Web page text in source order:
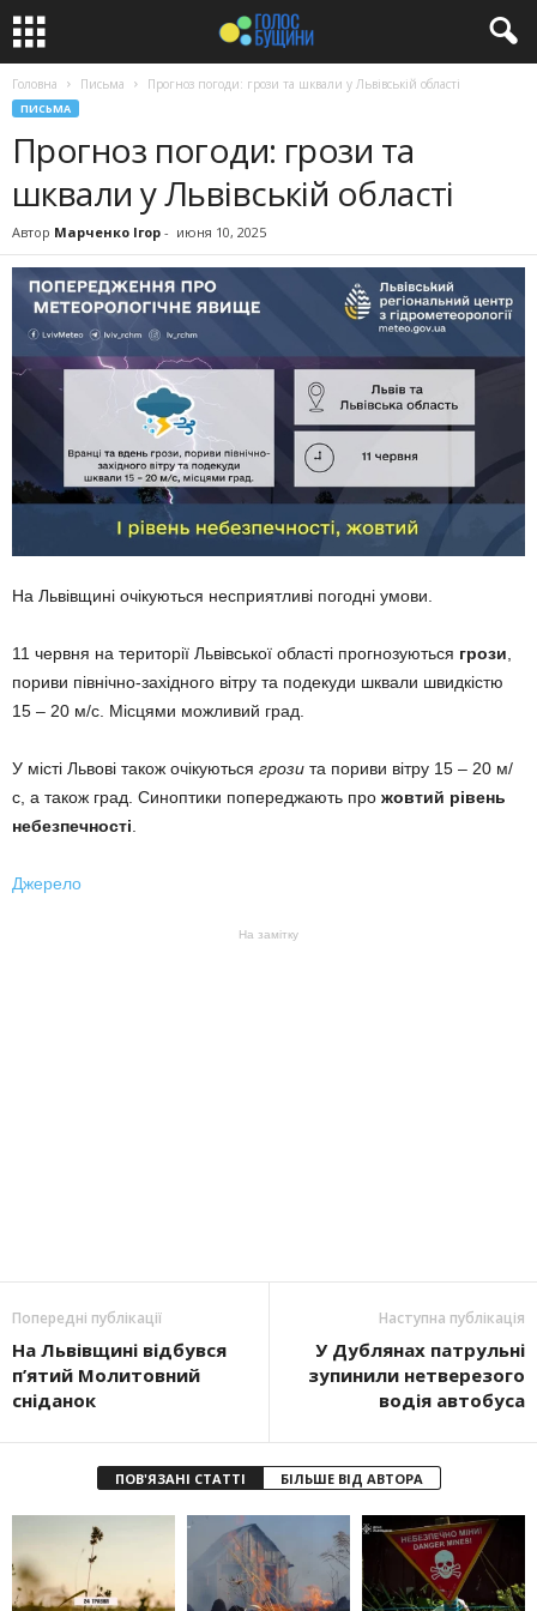
Головна Письма Прогноз погоди: грози та шквали у Львівській області
ПИСЬМА
Прогноз погоди: грози та
шквали у Львівській області
Автор Марченко Ігор - июня 10, 2025
На Львівщині очікуються несприятливі погодні умови.
11 червня на території Львівської області прогнозуються грози
пориви північно-західного вітру та подекуди шквали швидкістю
15 – 20 м/с. Місцями можливий град.
У місті Львові також очікуються грози та пориви вітру 15 – 20 м/
с, а також град. Синоптики попереджають про жовтий рівень
небезпечності
Джерело
На замітку
Попередні публікації
На Львівщині відбувся
п’ятий Молитовний
сніданок
Наступна публікація
У Дублянах патрульні
зупинили нетверезого
водія автобуса
ПОВ'ЯЗАНІ СТАТТІ БІЛЬШЕ ВІД АВТОРА